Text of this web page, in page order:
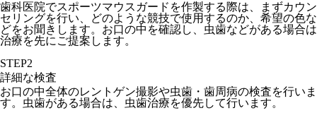
歯科医院でスポーツマウスガードを作製する際は、まずカウン
セリングを行い、どのような競技で使用するのか、希望の色な
どをお聞きします。お口の中を確認し、虫歯などがある場合は
治療を先にご提案します。
STEP2
詳細な検査
お口の中全体のレントゲン撮影や虫歯・歯周病の検査を行いま
す。虫歯がある場合は、虫歯治療を優先して行います。